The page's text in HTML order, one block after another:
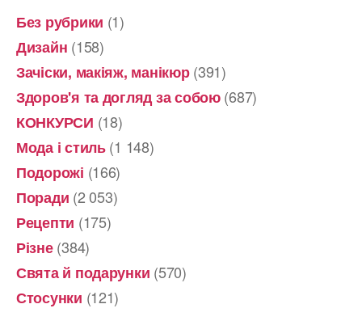
Без рубрики (1)
Дизайн (158)
Зачіски, макіяж, манікюр(391)
Здоров'я та догляд за собою(687)
КОНКУРСИ (18)
Мода і стиль(1 148)
Подорожі (166)
Поради (2 053)
Рецепти (175)
Різне(384)
Свята й подарунки (570)
Стосунки (121)